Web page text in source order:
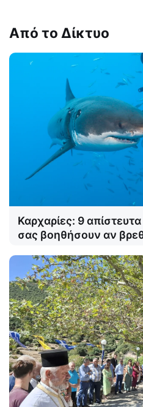
Από το Δίκτυο
Καρχαρίες: 9
σας βοηθήσουν αν